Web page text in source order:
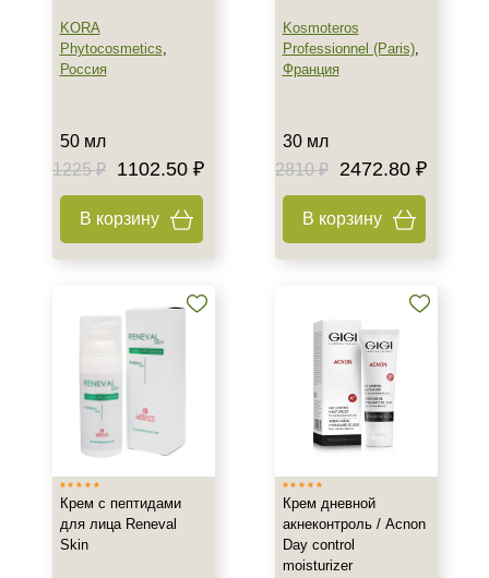
Крем
Сыворотка
Домашняя
Профессиональная
Тип кожи
Любой возраст (от 18 лет)
Действие
KORA
Phytocosmetics,
Россия
50 мл
1225 ₽
1102.50 ₽
В корзину
Kosmoteros
Professionnel (Paris),
Франция
30 мл
2810 ₽
2472.80 ₽
В корзину
Крем с пептидами
для лица Reneval
Skin
Крем дневной
акнеконтроль / Acnon
Day control
moisturizer